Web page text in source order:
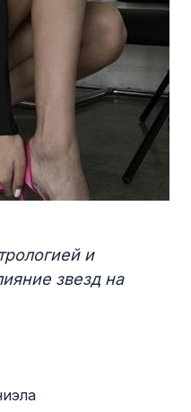
и
звезд на